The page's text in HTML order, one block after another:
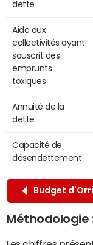
dette
Aide aux
collectivités ayant
souscrit des
emprunts
toxiques
Annuité de la
dette
Capacité de
désendettement
Budget
Méthodologie